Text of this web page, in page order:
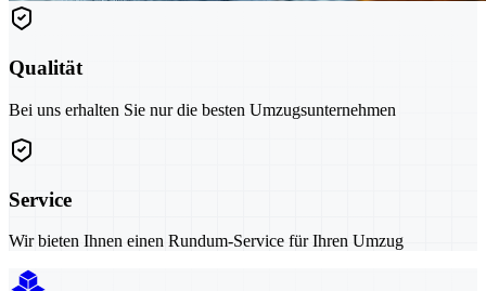
Qualität
Bei uns erhalten Sie nur die besten Umzugsunternehmen
Service
Wir bieten Ihnen einen Rundum-Service für Ihren Umzug